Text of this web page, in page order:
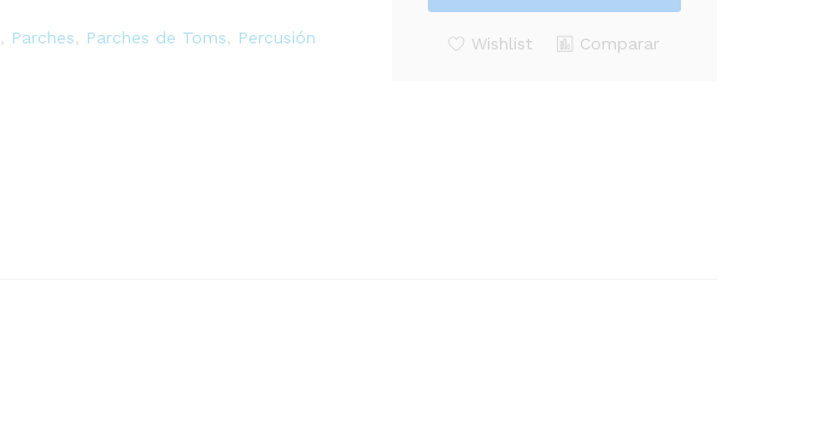
Parches Parches de Toms
Percusión
Wishlist Comparar